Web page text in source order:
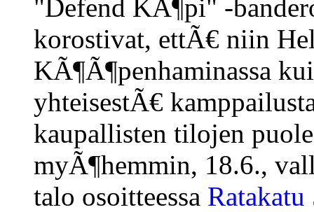
"Defend KÃ¶pi" -
korostivat, ettÃ€ niin
KÃ¶Ã¶penhaminassa
yhteisestÃ€
kaupallisten tilojen
myÃ¶hemmin, 18.6.,
talo osoitteessa Ratakatu